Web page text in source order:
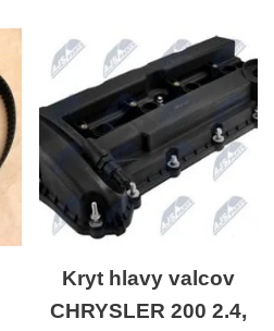
Kryt hlavy valcov
CHRYSLER 200 2.4,